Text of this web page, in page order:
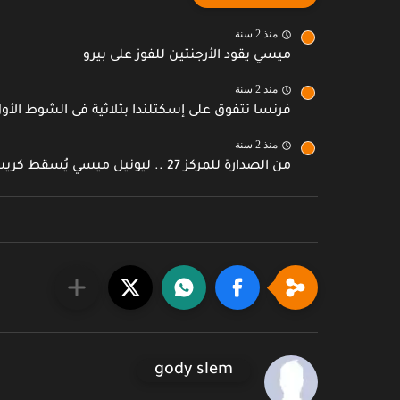
منذ 2 سنة
ميسي يقود الأرجنتين للفوز على بيرو
منذ 2 سنة
فرنسا تتفوق على إسكتلندا بثلاثية فى الشوط
منذ 2 سنة
من الصدارة للمركز 27 .. ليونيل ميسي يُسقط كريستيانو...
gody slem